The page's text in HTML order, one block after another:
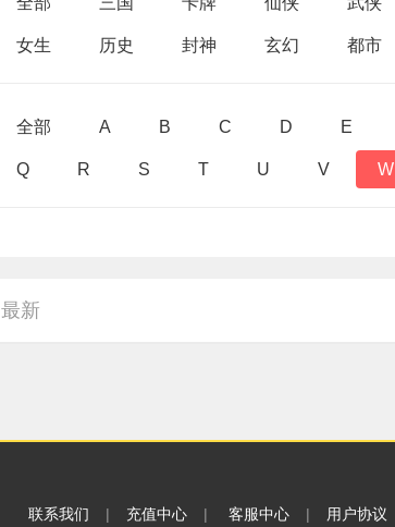
女生 历史 封神 玄幻 都市
全部 A B C D E
Q R S T U V W
最新
联系我们 | 充值中心 | 客服中心 | 用户协议